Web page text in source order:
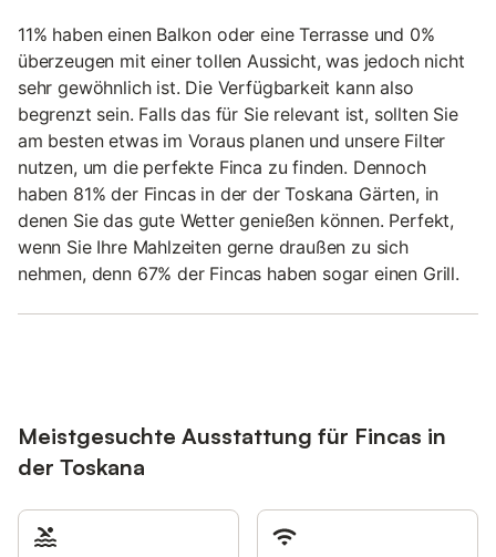
11% haben einen Balkon oder eine Terrasse und 0%
überzeugen mit einer tollen Aussicht, was jedoch nicht
sehr gewöhnlich ist. Die Verfügbarkeit kann also
begrenzt sein. Falls das für Sie relevant ist, sollten Sie
am besten etwas im Voraus planen und unsere Filter
nutzen, um die perfekte Finca zu finden. Dennoch
haben 81% der Fincas in der der Toskana Gärten, in
denen Sie das gute Wetter genießen können. Perfekt,
wenn Sie Ihre Mahlzeiten gerne draußen zu sich
nehmen, denn 67% der Fincas haben sogar einen Grill.
Meistgesuchte Ausstattung für Fincas in
der Toskana